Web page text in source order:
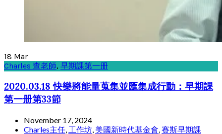
18 Mar
Charles 查老師, 早期課第一册
2020.03.18 快樂將能量蒐集並匯集成行動：早期課
第一册第33節
November 17, 2024
Charles主任, 工作坊, 美國新時代基金會,賽斯早期課